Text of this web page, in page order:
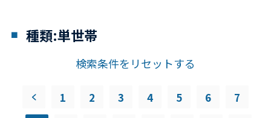
種類:単世帯
検索条件をリセットする
1 2 3 4 5 6
7